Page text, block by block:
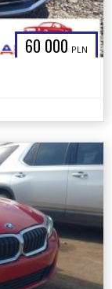
60 000 PLN